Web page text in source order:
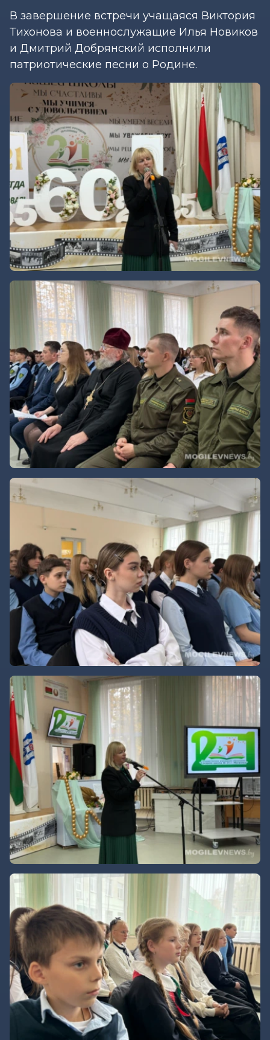
В завершение встречи учащаяся Виктория
Тихонова и военнослужащие Илья Новиков
и Дмитрий Добрянский исполнили
патриотические песни о Родине.